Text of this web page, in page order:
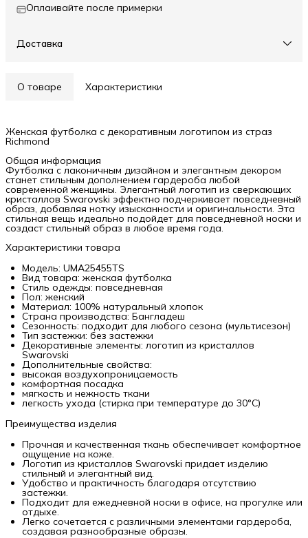
Оплаивайте после примерки
Доставка
О товаре Характеристики
Женская футболка с декоративным логотипом из страз
Richmond
Общая информация
Футболка с лаконичным дизайном и элегантным декором
станет стильным дополнением гардероба любой
современной женщины. Элегантный логотип из сверкающих
кристаллов Swarovski эффектно подчеркивает повседневный
образ, добавляя нотку изысканности и оригинальности. Эта
стильная вещь идеально подойдет для повседневной носки и
создаст стильный образ в любое время года.
Характеристики товара
Модель: UMA25455TS
Вид товара: женская футболка
Стиль одежды: повседневная
Пол: женский
Материал: 100% натуральный хлопок
Страна производства: Бангладеш
Сезонность: подходит для любого сезона (мультисезон)
Тип застежки: без застежки
Декоративные элементы: логотип из кристаллов
Swarovski
Дополнительные свойства:
высокая воздухопроницаемость
комфортная посадка
мягкость и нежность ткани
легкость ухода (стирка при температуре до 30°C)
Преимущества изделия
Прочная и качественная ткань обеспечивает комфортное
ощущение на коже.
Логотип из кристаллов Swarovski придает изделию
стильный и элегантный вид.
Удобство и практичность благодаря отсутствию
застежки.
Подходит для ежедневной носки в офисе, на прогулке или
отдыхе.
Легко сочетается с различными элементами гардероба,
создавая разнообразные образы.